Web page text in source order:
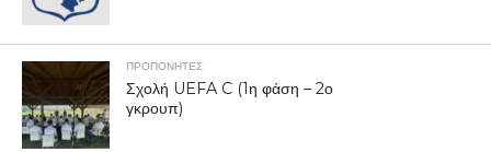
ΠΡΟΠΟΝΗΤΈΣ
Σχολή UEFA C (1η φάση – 2ο
γκρουπ)